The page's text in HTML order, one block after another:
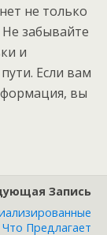
не только
забывайте
и
Если вам
вы
Запись
Предлагает